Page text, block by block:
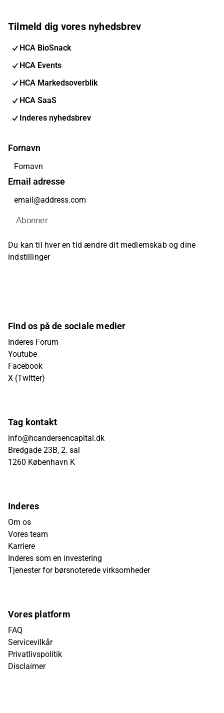
Tilmeld dig vores nyhedsbrev
HCA BioSnack
HCA Events
HCA Markedsoverblik
HCA SaaS
Inderes nyhedsbrev
Fornavn
Email adresse
Abonner
Du kan til hver en tid ændre dit medlemskab og dine
indstillinger
Find os på de sociale medier
Inderes Forum
Youtube
Facebook
X (Twitter)
Tag kontakt
info@hcandersencapital.dk
Bredgade 23B, 2. sal
1260 København K
Inderes
Om os
Vores team
Karriere
Inderes som en investering
Tjenester for børsnoterede virksomheder
Vores platform
FAQ
Servicevilkår
Privatlivspolitik
Disclaimer